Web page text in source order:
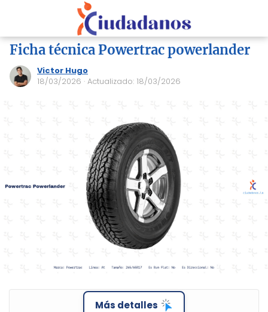
Ficha técnica Powertrac powerlander
Victor Hugo
18/03/2026 · Actualizado: 18/03/2026
Más detalles